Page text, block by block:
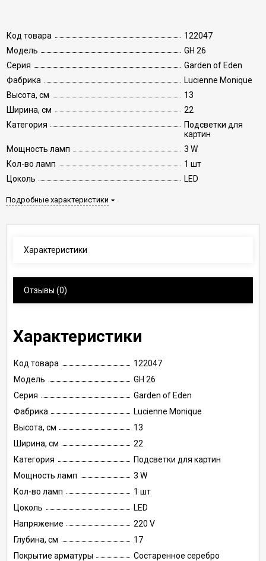
Код товара
122047
Модель
GH 26
Серия
Garden of Eden
Фабрика
Lucienne Monique
Высота, см
13
Ширина, см
22
Категория
Подсветки для
картин
Мощность ламп
3 W
Кол-во ламп
1 шт
Цоколь
LED
Подробные характеристики
Характеристики
Отзывы (0)
Характеристики
Код товара
122047
Модель
GH 26
Серия
Garden of Eden
Фабрика
Lucienne Monique
Высота, см
13
Ширина, см
22
Категория
Подсветки для картин
Мощность ламп
3 W
Кол-во ламп
1 шт
Цоколь
LED
Напряжение
220 V
Глубина, см
17
Покрытие арматуры
Состаренное серебро